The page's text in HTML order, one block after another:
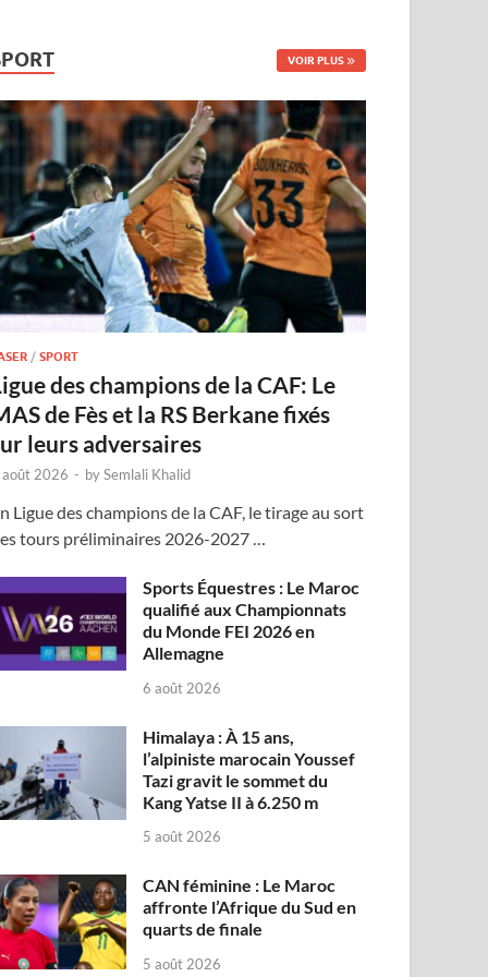
VOIR PLUS
/SPORT
des champions de la CAF: Le
de Fès et la RS Berkane fixés
leurs adversaires
2026 - bySemlali Khalid
Ligue des champions de la CAF, le tirage au sort
tours préliminaires 2026-2027 …
Sports Équestres : Le Maroc
qualifié aux Championnats
du Monde FEI 2026 en
Allemagne
6 août 2026
Himalaya : À 15 ans,
l’alpiniste marocain Youssef
Tazi gravit le sommet du
Kang Yatse II à 6.250 m
5 août 2026
CAN féminine : Le Maroc
affronte l’Afrique du Sud en
quarts de finale
5 août 2026